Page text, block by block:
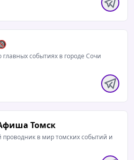
событиях в городе Сочи
Томск
проводник в мир томских событий и